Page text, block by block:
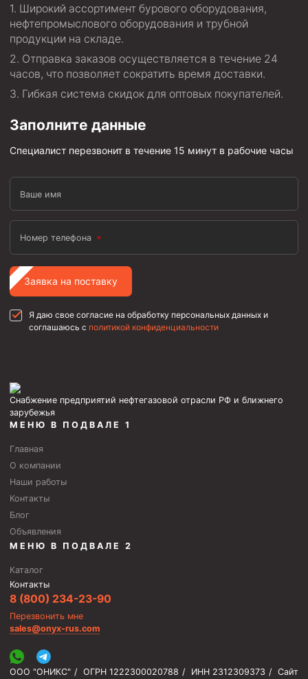
Широкий ассортимент бурового оборудования,
нефтепромыслового оборудования и трубной
продукции на складе.
Отправка заказов осуществляется в течение 24
часов, что позволяет сократить время доставки.
Гибкая система скидок для оптовых покупателей.
Заполните данные
Специалист перезвонит в течение 15 минут в рабочие часы
Ваше имя
Номер телефона
Заявка на поставку
Я даю свое согласие на обработку персональных данных и
соглашаюсь с политикой конфиденциальности
Снабжение предприятий нефтегазовой отрасли РФ и ближнего
зарубежья
МЕНЮ В ПОДВАЛЕ 1
Главная
О компании
Наши работы
Контакты
Блог
Объявления
МЕНЮ В ПОДВАЛЕ 2
Каталог
Контакты
8 (800) 234-23-90
Перезвонить мне
sales@onyx-rus.com
ООО "ОНИКС" / ОГРН 1222300020788 / ИНН 2312309373 / Сайт